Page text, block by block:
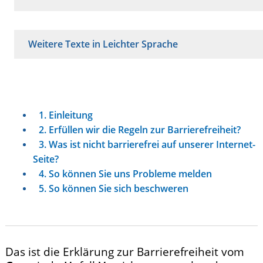
Weitere Texte in Leichter Sprache
1. Einleitung
2. Erfüllen wir die Regeln zur Barrierefreiheit?
3. Was ist nicht barrierefrei auf unserer Internet-
Seite?
4. So können Sie uns Probleme melden
5. So können Sie sich beschweren
Das ist die Erklärung zur Barrierefreiheit vom